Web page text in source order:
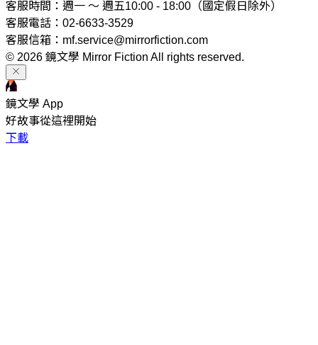
客服時間：週一 ～ 週五10:00 - 18:00（國定假日除外）
客服電話：02-6633-3529
客服信箱：mf.service@mirrorfiction.com
© 2026 鏡文學 Mirror Fiction All rights reserved.
鏡文學 App
好故事從這裡開始
下載